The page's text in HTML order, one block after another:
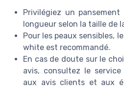
Privilégiez un
longueur selon la taille de
Pour les peaux sensibles,
white est recommandé.
En cas de doute sur le
avis, consultez le
aux avis clients et aux